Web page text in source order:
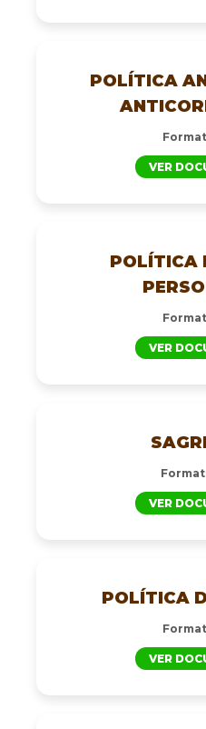
POLÍTICA
VER
POLÍTICA
VER
VER
POLÍTICA
VER